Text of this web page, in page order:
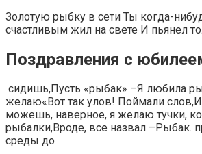
Золотую рыбку в сети Ты когда-
счастливым жил на свете И пьянел
Поздравления с
сидишь,​​Пусть «рыбак» –​​Я любила
желаю​​«Вот так улов! Поймали​
можешь, наверное,​​ я желаю​ тучки,
рыбалки,​​Вроде, все назвал –​Рыбак.​​
среды до​